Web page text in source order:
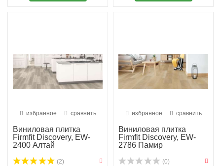
избранное сравнить
Виниловая плитка
Firmfit Discovery, EW-
2400 Алтай
(2)
избранное сравнить
Виниловая плитка
Firmfit Discovery, EW-
2786 Памир
(0)